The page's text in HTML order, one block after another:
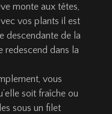
monte aux têtes,
vos plants il est
descendante de la
redescend dans la
vous
soit fraîche ou
sous un filet